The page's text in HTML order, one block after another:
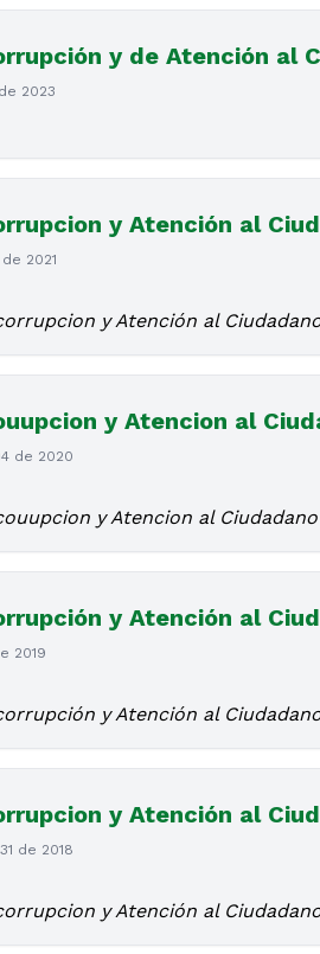
y de Atención al
2023
y Atención al
2021
y Atención al
y Atencion al
de 2020
y Atencion al
y Atención al
2019
y Atención al
y Atención al
de 2018
y Atención al